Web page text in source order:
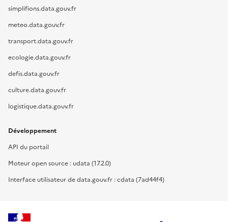
simplifions.data.gouv.fr
meteo.data.gouv.fr
transport.data.gouv.fr
ecologie.data.gouv.fr
defis.data.gouv.fr
culture.data.gouv.fr
logistique.data.gouv.fr
Développement
API du portail
Moteur open source : udata (17.2.0)
Interface utilisateur de data.gouv.fr : cdata (7ad44f4)